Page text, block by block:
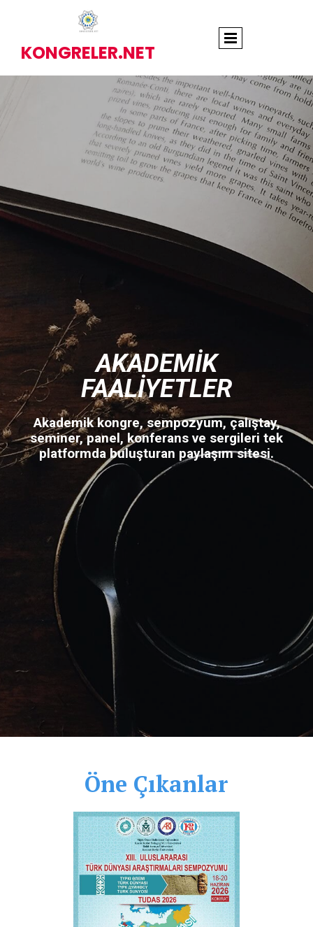
KONGRELER.NET
AKADEMIK
FAALIYETLER
Akademik kongre, sempozyum, çalıştay,
seminer, panel, konferans ve sergileri tek
platformda buluşturan paylaşım sitesi.
Öne Çıkanlar